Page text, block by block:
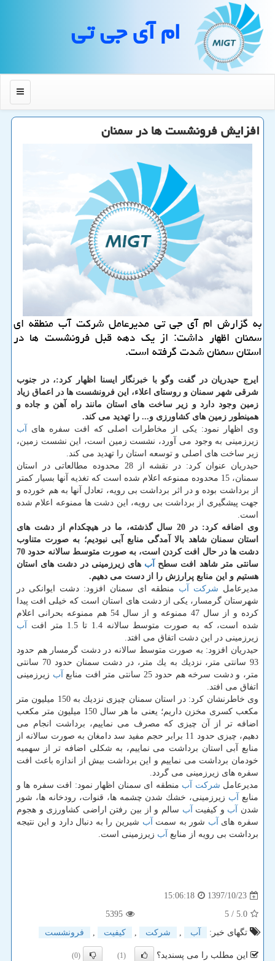
ام آی جی تی
منو
افزایش فرونشست ها در سمنان
به گزارش ام آی جی تی مدیرعامل شركت آب منطقه ای
سمنان اظهار داشت: از یك دهه قبل فرونشست ها در
استان سمنان شدت گرفته است.
ایرج حیدریان در گفت وگو با خبرنگار ایسنا اظهار كرد:، در جنوب
شرقی شهر سمنان و روستای اعلاء، این فرونشست ها در اعماق زیاد
زمین وجود دارد و زیر ساخت های استان مانند راه آهن و جاده و
همینطور زمین های كشاورزی و... را تهدید می كند.
وی اظهار نمود: یكی از مخاطرات اصلی كه افت سفره های آب
زیرزمینی به وجود می آورد، نشست زمین است، این نشست زمین،
زیر ساخت های اصلی و توسعه استان را تهدید می كند.
حیدریان عنوان كرد: در نقشه از 28 محدوده مطالعاتی در استان
سمنان، 15 محدوده ممنوعه اعلام شده است كه تغذیه آنها بسیار كمتر
از برداشت بوده و در اثر برداشت بی رویه، تعادل آنها به هم خورده و
جهت پیشگیری از برداشت بی رویه، این دشت ها ممنوعه اعلام شده
است.
وی اضافه كرد: در 20 سال گذشته، ما در هیچكدام از دشت های
استان سمنان شاهد بالا آمدگی منابع آبی نبودیم؛ به صورت متناوب
دشت ها در حال افت كردن است، به صورت متوسط سالانه حدود 70
سانتی متر شاهد افت سطح
آب های زیرزمینی در دشت های استان
هستیم و این منابع پرارزش را از دست می دهیم.
مدیرعامل شركت آب منطقه ای سمنان افزود: دشت ایوانكی در
شهرستان گرمسار، یكی از دشت های استان است كه خیلی افت پیدا
كرده و از سال 47 ممنوعه و از سال 54 هم ممنوعه بحرانی اعلام
شده است، كه به صورت متوسط سالانه 1.4 تا 1.5 متر افت
آب
زیرزمینی در این دشت اتفاق می افتد.
حیدریان افزود: به صورت متوسط سالانه در دشت گرمسار هم حدود
93 سانتی متر، نزدیك به یك متر، در دشت سمنان حدود 70 سانتی
متر، و دشت سرخه هم حدود 25 سانتی متر افت منابع
آب زیرزمینی
اتفاق می افتد.
وی خاطرنشان كرد: در استان سمنان چیزی نزدیك به 150 میلیون متر
مكعب كسری مخزن داریم؛ یعنی ما هر سال 150 میلیون متر مكعب
اضافه تر از آن چیزی كه مصرف می نماییم، برداشت انجام می
دهیم، چیزی حدود 11 برابر حجم مفید سد دامغان به صورت سالانه از
منابع آبی استان برداشت می نماییم، به شكلی اضافه تر از سهمیه
خودمان برداشت می نماییم و این برداشت بیش از اندازه باعث افت
سفره های زیرزمینی می گردد.
مدیرعامل شركت آب منطقه ای سمنان اظهار نمود: افت سفره ها و
منابع آب زیرزمینی، خشك شدن چشمه ها، قنوات، رودخانه ها، شور
شدن آب و كیفیت آب سالم و از بین رفتن اراضی كشاورزی و هجوم
سفره های آب شور به سمت آب شیرین را به دنبال دارد و این نتیجه
برداشت بی رویه از منابع آب زیرزمینی است.
1397/10/23
15:06:18
5.0
/ 5
5395
تگهای خبر:
آب , شركت , كیفیت , فرونشست
این مطلب را می پسندید؟ (1)
(0)